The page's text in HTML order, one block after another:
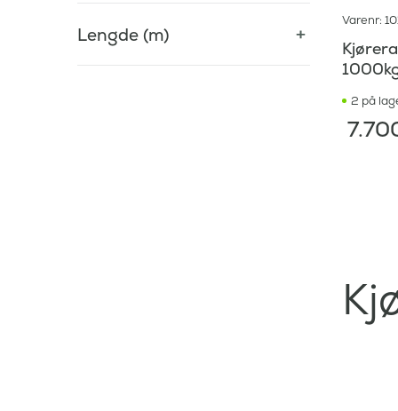
Lengde (m)
Varenr:
2 på